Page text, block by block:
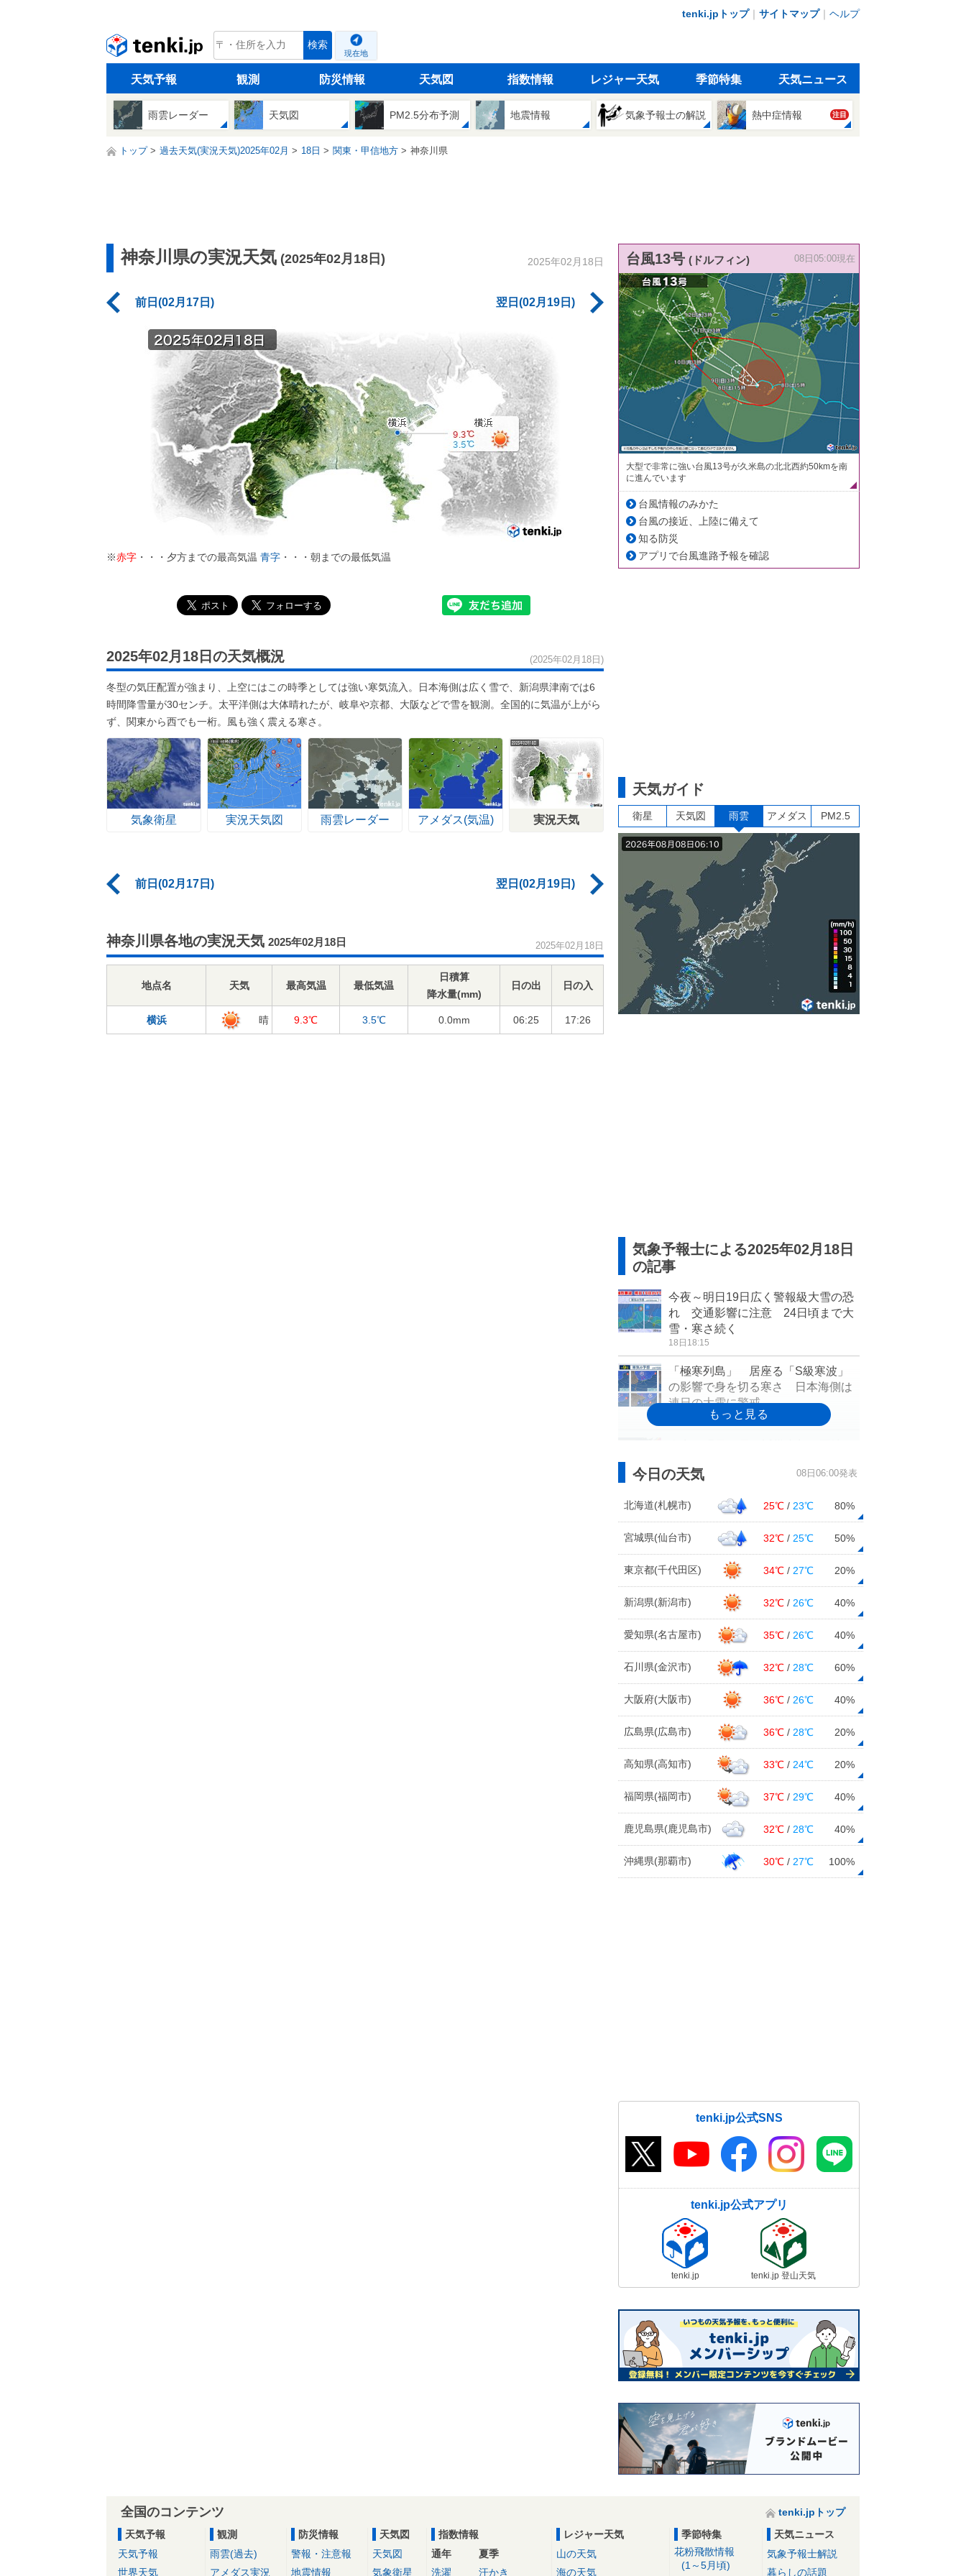
tenki.jpトップ｜ サイトマップ｜ ヘルプ
tenki.jp 検索
現在地
天気予報 観測 防災情報 天気図 指数情報 レジャー天気 季節特集 天気ニュース
雨雲レーダー 天気図 PM2.5分布予測 地震情報 気象予報士の解説 熱中症情報 注目
トップ 過去天気(実況天気)2025年02月 18日 関東・甲信地方 神奈川県
神奈川県の実況天気 (2025年02月18日) 2025年02月18日
前日(02月17日) 翌日(02月19日)
※赤字 ・・・夕方までの最高気温 青字 ・・・朝までの最低気温
2025年02月18日の天気概況 (2025年02月18日)
冬型の気圧配置が強まり、上空にはこの時季としては強い寒気流入。日本海側は広く雪で、新潟県津南では6
時間降雪量が30センチ。太平洋側は大体晴れたが、岐阜や京都、大阪などで雪を観測。全国的に気温が上がら
ず、関東から西でも一桁。風も強く震える寒さ。
気象衛星 実況天気図 雨雲レーダー アメダス(気温) 実況天気
前日(02月17日) 翌日(02月19日)
神奈川県各地の実況天気 2025年02月18日 2025年02月18日
地点名 天気 最高気温 最低気温
日積算
降水量(mm)
日の出 日の入
横浜 晴 9.3℃ 3.5℃ 0.0mm 06:25 17:26
台風13号 (ドルフィン) 08日05:00現在
大型で非常に強い台風13号が久米島の北北西約50kmを南
に進んでいます
台風情報のみかた
台風の接近、上陸に備えて
知る防災
アプリで台風進路予報を確認
天気ガイド
衛星 天気図 雨雲 アメダス PM2.5
気象予報士による2025年02月18日
の記事
今夜～明日19日広く警報級大雪の恐
れ 交通影響に注意 24日頃まで大
雪・寒さ続く
18日18:15
「極寒列島」 居座る「S級寒波」
の影響で身を切る寒さ 日本海側は
連日の大雪に警戒
の乱れに注意
今季最長の寒波再び 三連休の24日
頃まで影響長期化 北陸は低温・警
報級大雪に警戒
18日16:21
長引く寒波のあと、3連休明けは花粉
が大量飛散か 早めの花粉対策を
18日16:19
24日(月)まで厳しい寒さ 日本海側
は大雪の恐れ 交通障害に警戒 東
北2週間天気
18日14:34
東海 明日19日にかけて1度目の大
雪ピーク 名古屋の雪は? 各県の影
響は?
18日14:18
今日18日 全国的に北風冷たく真冬
の寒さ 明日19日は一段と寒く 3
連休も防寒を
18日13:40
近畿地方でスギ花粉飛散開始 25日
19日、22日から24日 大雪に注意・
18日11:22
九州は24日(月)頃まで真冬並みの厳
しい寒さ 2週間天気
18日11:05
交通障害に警戒 日本海側は大雪
東海や近畿も積雪か 18日以降も道
路影響「大」
18日09:40
温は前日より大幅低下 関東も真冬
の寒さに逆戻り
18日06:44
強烈寒波 18日～19日は1回目のピ
畿も積雪か
18日05:45
今日の天気 08日06:00発表
北海道(札幌市) 25℃ / 23℃ 80%
宮城県(仙台市) 32℃ / 25℃ 50%
東京都(千代田区) 34℃ / 27℃ 20%
新潟県(新潟市) 32℃ / 26℃ 40%
愛知県(名古屋市) 35℃ / 26℃ 40%
石川県(金沢市) 32℃ / 28℃ 60%
大阪府(大阪市) 36℃ / 26℃ 40%
広島県(広島市) 36℃ / 28℃ 20%
高知県(高知市) 33℃ / 24℃ 20%
福岡県(福岡市) 37℃ / 29℃ 40%
鹿児島県(鹿児島市) 32℃ / 28℃ 40%
沖縄県(那覇市) 30℃ / 27℃ 100%
tenki.jp公式SNS
tenki.jp公式アプリ
tenki.jp tenki.jp 登山天気
全国のコンテンツ
tenki.jpトップ
天気予報
天気予報
世界天気
観測
雨雲(過去)
アメダス実況
防災情報
警報・注意報
地震情報
天気図
天気図
気象衛星
指数情報
通年
洗濯
夏季
汗かき
レジャー天気
山の天気
海の天気
季節特集
花粉飛散情報
(1～5月頃)
天気ニュース
気象予報士解説
暮らしの話題